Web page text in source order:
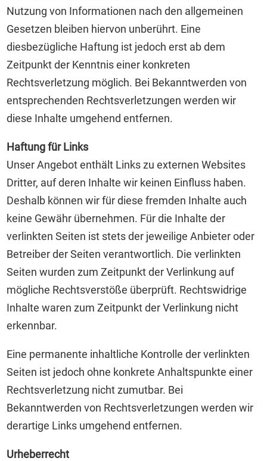
Nutzung von Informationen nach den allgemeinen
Gesetzen bleiben hiervon unberührt. Eine
diesbezügliche Haftung ist jedoch erst ab dem
Zeitpunkt der Kenntnis einer konkreten
Rechtsverletzung möglich. Bei Bekanntwerden von
entsprechenden Rechtsverletzungen werden wir
diese Inhalte umgehend entfernen.
Haftung für Links
Unser Angebot enthält Links zu externen Websites
Dritter, auf deren Inhalte wir keinen Einfluss haben.
Deshalb können wir für diese fremden Inhalte auch
keine Gewähr übernehmen. Für die Inhalte der
verlinkten Seiten ist stets der jeweilige Anbieter oder
Betreiber der Seiten verantwortlich. Die verlinkten
Seiten wurden zum Zeitpunkt der Verlinkung auf
mögliche Rechtsverstöße überprüft. Rechtswidrige
Inhalte waren zum Zeitpunkt der Verlinkung nicht
erkennbar.
Eine permanente inhaltliche Kontrolle der verlinkten
Seiten ist jedoch ohne konkrete Anhaltspunkte einer
Rechtsverletzung nicht zumutbar. Bei
Bekanntwerden von Rechtsverletzungen werden wir
derartige Links umgehend entfernen.
Urheberrecht